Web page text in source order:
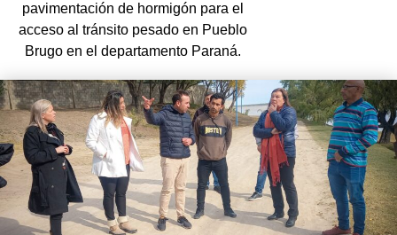
pavimentación de hormigón para el
acceso al tránsito pesado en Pueblo
Brugo en el departamento Paraná.